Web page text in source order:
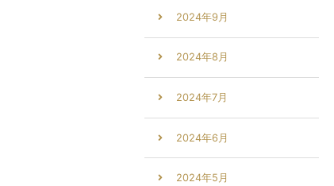
2024年9月
2024年8月
2024年7月
2024年6月
2024年5月